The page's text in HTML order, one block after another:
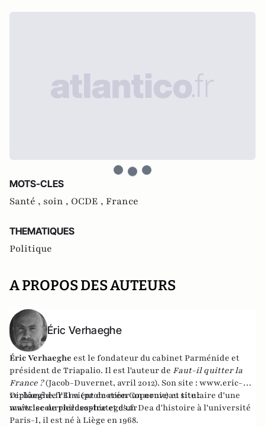
MOTS-CLES
Santé , soin , OCDE , France
THEMATIQUES
Politique
A PROPOS DES AUTEURS
Éric Verhaeghe
Éric Verhaeghe est le fondateur du cabinet Parménide et
président de Triapalio. Il est l'auteur de Faut-il quitter la
France ?(Jacob-Duvernet, avril 2012). Son site : www.eric-
verhaeghe.frIl vient de créer un nouveau site :
www.lecourrierdesstrateges.fr
Diplômé de l'Ena (promotion Copernic) et titulaire d'une
maîtrise de philosophie et d'un Dea d'histoire à l'université
Paris-I, il est né à Liège en 1968.